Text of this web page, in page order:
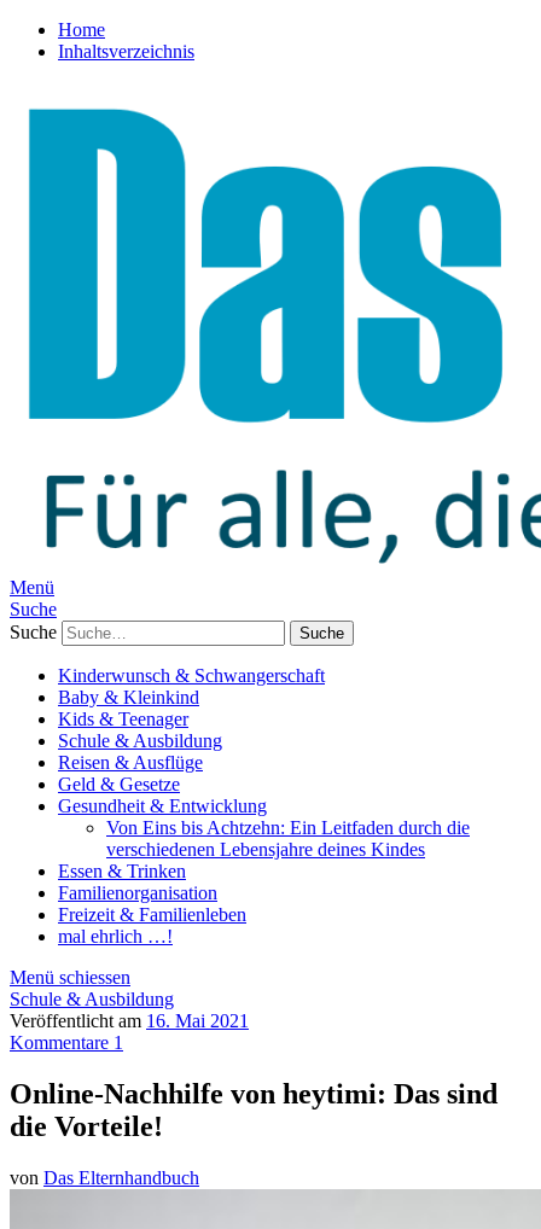
Home
Inhaltsverzeichnis
Menü
Suche
Suche
Kinderwunsch & Schwangerschaft
Baby & Kleinkind
Kids & Teenager
Schule & Ausbildung
Reisen & Ausflüge
Geld & Gesetze
Gesundheit & Entwicklung
Von Eins bis Achtzehn: Ein Leitfaden durch die
verschiedenen Lebensjahre deines Kindes
Essen & Trinken
Familienorganisation
Freizeit & Familienleben
mal ehrlich …!
Menü schiessen
Schule & Ausbildung
Veröffentlicht am 16. Mai 2021
Kommentare 1
Online-Nachhilfe von heytimi: Das sind
die Vorteile!
von Das Elternhandbuch